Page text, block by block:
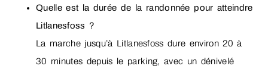
Quelle est la durée de la randonnée pour atteindre
Litlanesfoss ?
La marche jusqu’à Litlanesfoss dure environ 20 à
30 minutes depuis le parking, avec un dénivelé